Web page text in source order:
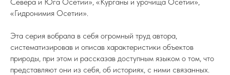
«Гидронимия Осетии».
Эта серия вобрала в себя огромный труд автора,
систематизировав и описав характеристики объектов
природы, при этом и рассказав доступным языком о том, что
представляют они из себя, об историях, с ними связанных.